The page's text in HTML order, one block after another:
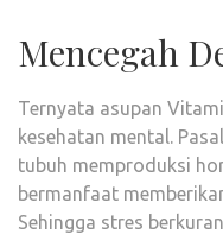
Mencegah
Ternyata asupan
kesehatan mental.
tubuh memproduksi
bermanfaat
Sehingga stres